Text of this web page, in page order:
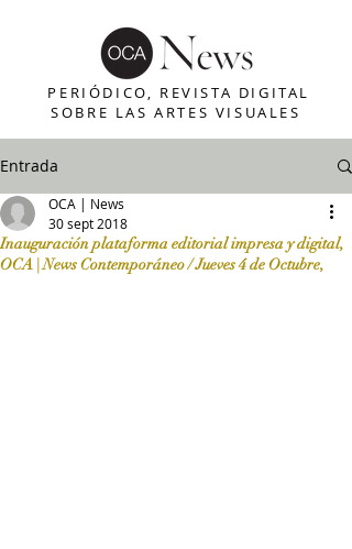
PERIÓDICO, REVISTA DIGITAL
SOBRE LAS ARTES VISUALES
Entrada
Inauguración plataforma editorial impresa y digital,
OCA | News Contemporáneo / Jueves 4 de Octubre,
OCA | News
30 sept 2018